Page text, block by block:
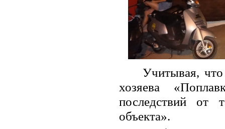
Учитывая, что
хозяева
последствий от
объекта».